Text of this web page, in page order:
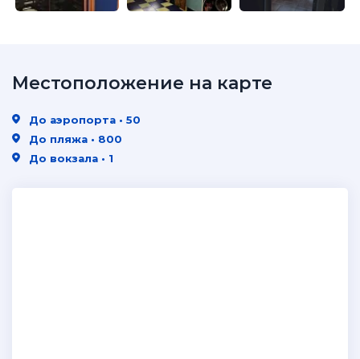
Местоположение на карте
До аэропорта • 50
До пляжа • 800
До вокзала • 1